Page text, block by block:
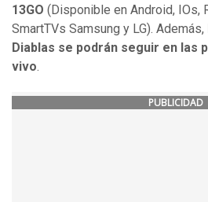
13GO (Disponible en Android, IOs,
SmartTVs Samsung y LG). Además,
Diablas se podrán seguir en las
vivo.
PUBLICIDAD